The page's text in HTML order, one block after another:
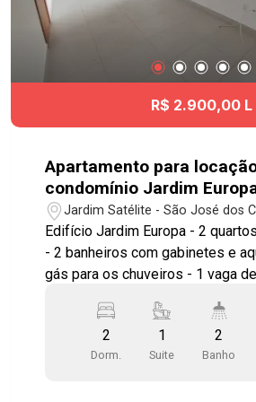
R$ 2.900,00 L
Apartamento para
condomínio Jardim
quartos sendo 1 suíte - 63
Satélite - SJC
Jardim Satélite - São José dos
Edifício Jardim Europa - 2
- 2 banheiros com gabinetes e
gás para os chuveiros - 1 vaga
- Cozinha Armários na cozinha e
Preparação para ar condicionado
janelas dos quartos com
2
Dorm.
1
Suite
2
Banho